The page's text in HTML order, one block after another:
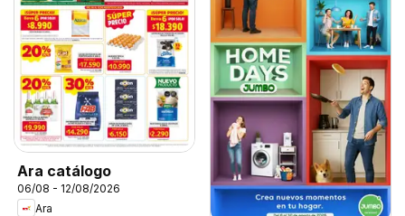
Ara catálogo
06/08 - 12/08/2026
Ara